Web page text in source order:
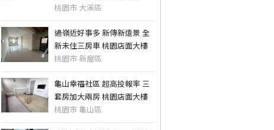
桃園市 大溪區
過嶺近好事多 新傳新遠景 全
新未住三房車 桃園店面大樓
桃園市 新屋區
龜山幸福社區 超高投報率 三
套房加大兩房 桃園店面大樓
桃園市 龜山區